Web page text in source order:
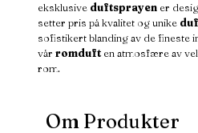
eksklusive duftsprayener
setter pris på kvalitet og unike
sofistikert blanding av de fineste
vår romduften atmosfære av
rom.
Om Produkter